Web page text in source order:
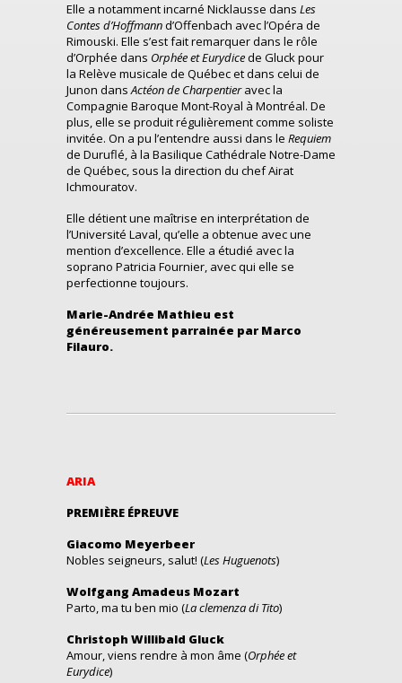
Elle a notamment incarné Nicklausse dans Les
Contes d’Hoffmannd’Offenbach avec l’Opéra de
Rimouski. Elle s’est fait remarquer dans le rôle
d’Orphée dans Orphée et Eurydicede Gluck pour
la Relève musicale de Québec et dans celui de
Junon dansActéon de Charpentieravec la
Compagnie Baroque Mont-Royal à Montréal. De
plus, elle se produit régulièrement comme soliste
invitée. On a pu l’entendre aussi dans le Requiem
de Duruflé, à la Basilique Cathédrale Notre-Dame
de Québec, sous la direction du chef Airat
Ichmouratov.
Elle détient une maîtrise en interprétation de
l’Université Laval, qu’elle a obtenue avec une
mention d’excellence. Elle a étudié avec la
soprano Patricia Fournier, avec qui elle se
perfectionne toujours.
Marie-Andrée Mathieu est
généreusement parrainée par Marco
Filauro.
ARIA
PREMIÈRE ÉPREUVE
Giacomo Meyerbeer
Nobles seigneurs, salut! (Les Huguenots)
Wolfgang Amadeus Mozart
Parto, ma tu ben mio (La clemenza di Tito)
Christoph Willibald Gluck
Amour, viens rendre à mon âme (Orphée et
Eurydice)